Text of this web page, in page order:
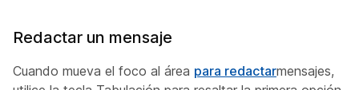
Redactar un mensaje
Cuando mueva el foco al área para redactarmensajes,